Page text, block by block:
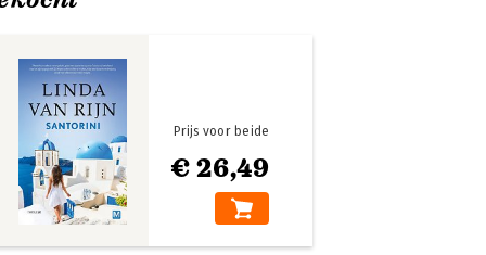
€ 26,49
Prijs voor beide